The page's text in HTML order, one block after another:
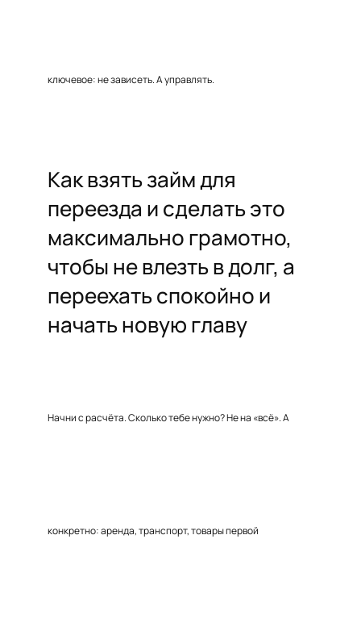
ключевое: не зависеть. А управлять.
Как взять займ для
переезда и сделать это
максимально грамотно,
чтобы не влезть в долг, а
переехать спокойно и
начать новую главу
Начни с расчёта. Сколько тебе нужно? Не на «всё». А
конкретно: аренда, транспорт, товары первой